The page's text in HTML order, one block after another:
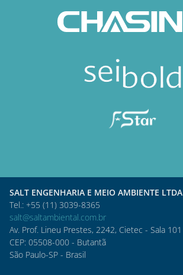
SALT ENGENHARIA E MEIO AMBIENTE LTDA
Tel.: +55 (11) 3039-8365
salt@saltambiental.com.br
Av. Prof. Lineu Prestes, 2242, Cietec - Sala 101
CEP: 05508-000 - Butantã
São Paulo-SP - Brasil